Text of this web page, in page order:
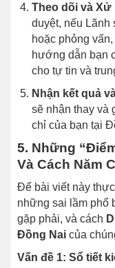
Theo dõi và Xử
duyệt, nếu Lãnh
hoặc phỏng
hướng dẫn bạn
cho tự tin và
Nhận kết quả
sẽ nhận thay và
chỉ của bạn tại
5. Những
Và Cách Năm
Để bài viết này
những sai lầm phổ
gặp phải, và cách
Đồng Nai của
Vấn đề 1: Sổ tiết